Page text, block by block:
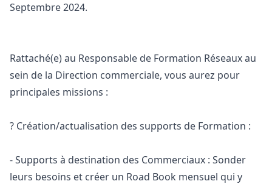
Septembre 2024.
Rattaché(e) au Responsable de Formation Réseaux au
sein de la Direction commerciale, vous aurez pour
principales missions :
? Création/actualisation des supports de Formation :
- Supports à destination des Commerciaux : Sonder
leurs besoins et créer un Road Book mensuel qui y